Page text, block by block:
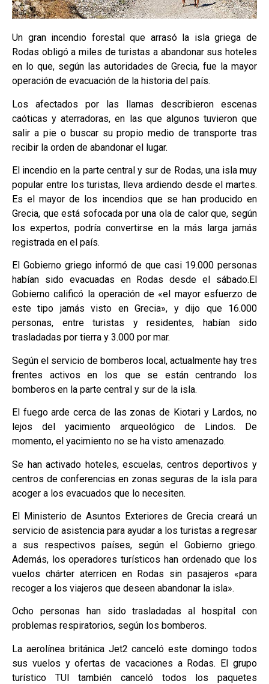
Un gran incendio forestal que arrasó la isla griega de
Rodas obligó a miles de turistas a abandonar sus hoteles
en lo que, según las autoridades de Grecia, fue la mayor
operación de evacuación de la historia del país.
Los afectados por las llamas describieron escenas
caóticas y aterradoras, en las que algunos tuvieron que
salir a pie o buscar su propio medio de transporte tras
recibir la orden de abandonar el lugar.
El incendio en la parte central y sur de Rodas, una isla muy
popular entre los turistas, lleva ardiendo desde el martes.
Es el mayor de los incendios que se han producido en
Grecia, que está sofocada por una ola de calor que, según
los expertos, podría convertirse en la más larga jamás
registrada en el país.
El Gobierno griego informó de que casi 19.000 personas
habían sido evacuadas en Rodas desde el sábado.El
Gobierno calificó la operación de «el mayor esfuerzo de
este tipo jamás visto en Grecia», y dijo que 16.000
personas, entre turistas y residentes, habían sido
trasladadas por tierra y 3.000 por mar.
Según el servicio de bomberos local, actualmente hay tres
frentes activos en los que se están centrando los
bomberos en la parte central y sur de la isla.
El fuego arde cerca de las zonas de Kiotari y Lardos, no
lejos del yacimiento arqueológico de Lindos. De
momento, el yacimiento no se ha visto amenazado.
Se han activado hoteles, escuelas, centros deportivos y
centros de conferencias en zonas seguras de la isla para
acoger a los evacuados que lo necesiten.
El Ministerio de Asuntos Exteriores de Grecia creará un
servicio de asistencia para ayudar a los turistas a regresar
a sus respectivos países, según el Gobierno griego.
Además, los operadores turísticos han ordenado que los
vuelos chárter aterricen en Rodas sin pasajeros «para
recoger a los viajeros que deseen abandonar la isla».
Ocho personas han sido trasladadas al hospital con
problemas respiratorios, según los bomberos.
La aerolínea británica Jet2 canceló este domingo todos
sus vuelos y ofertas de vacaciones a Rodas. El grupo
turístico TUI también canceló todos los paquetes